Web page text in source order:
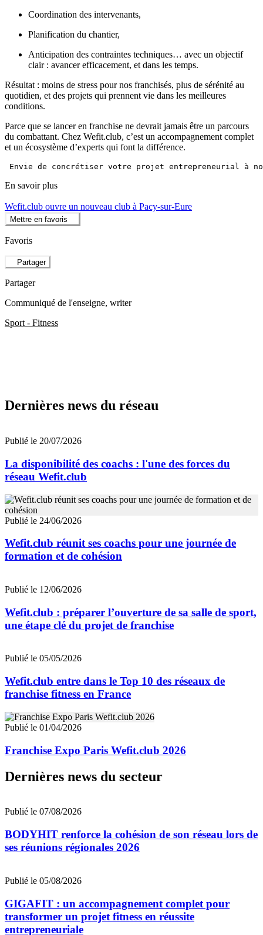
Coordination des intervenants,
Planification du chantier,
Anticipation des contraintes techniques… avec un objectif
clair : avancer efficacement, et dans les temps.
Résultat : moins de stress pour nos franchisés, plus de sérénité au
quotidien, et des projets qui prennent vie dans les meilleures
conditions.
Parce que se lancer en franchise ne devrait jamais être un parcours
du combattant. Chez Wefit.club, c’est un accompagnement complet
et un écosystème d’experts qui font la différence.
En savoir plus
Wefit.club ouvre un nouveau club à Pacy-sur-Eure
Mettre en favoris
Favoris
Partager
Partager
Communiqué de l'enseigne, writer
Sport - Fitness
Dernières news du réseau
Publié le 20/07/2026
La disponibilité des coachs : l'une des forces du
réseau Wefit.club
Publié le 24/06/2026
Wefit.club réunit ses coachs pour une journée de
formation et de cohésion
Publié le 12/06/2026
Wefit.club : préparer l’ouverture de sa salle de sport,
une étape clé du projet de franchise
Publié le 05/05/2026
Wefit.club entre dans le Top 10 des réseaux de
franchise fitness en France
Publié le 01/04/2026
Franchise Expo Paris Wefit.club 2026
Dernières news du secteur
Publié le 07/08/2026
BODYHIT renforce la cohésion de son réseau lors de
ses réunions régionales 2026
Publié le 05/08/2026
GIGAFIT : un accompagnement complet pour
transformer un projet fitness en réussite
entrepreneuriale